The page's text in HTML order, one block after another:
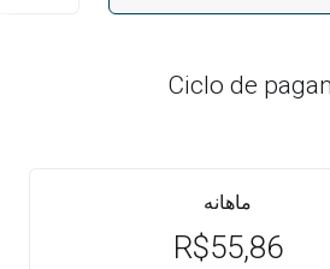
Ciclo de
ماهانه
R$55,86